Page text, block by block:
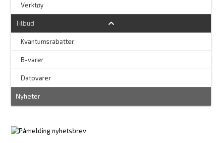
Verktøy
Tilbud
Kvantumsrabatter
B-varer
Datovarer
Nyheter